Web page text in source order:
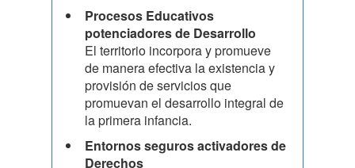
Procesos Educativos
potenciadores de Desarrollo
El territorio incorpora y promueve
de manera efectiva la existencia y
provisión de servicios que
promuevan el desarrollo integral de
la primera infancia.
Entornos seguros activadores de
Derechos